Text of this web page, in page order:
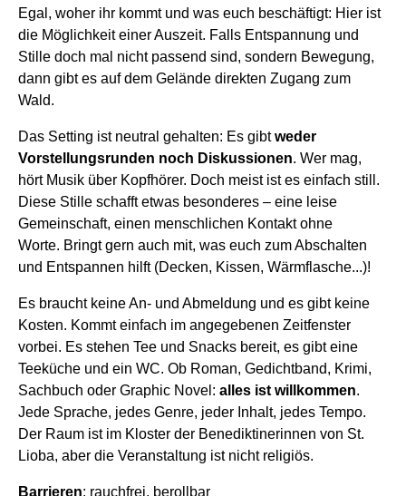
Egal, woher ihr kommt und was euch beschäftigt: Hier ist
die Möglichkeit einer Auszeit. Falls Entspannung und
Stille doch mal nicht passend sind, sondern Bewegung,
dann gibt es auf dem Gelände direkten Zugang zum
Wald.
Das Setting ist neutral gehalten: Es gibtweder
Vorstellungsrunden noch Diskussionen. Wer mag,
hört Musik über Kopfhörer. Doch meist ist es einfach still.
Diese Stille schafft etwas besonderes – eine leise
Gemeinschaft, einen menschlichen Kontakt ohne
Worte. Bringt gern auch mit, was euch zum Abschalten
und Entspannen hilft (Decken, Kissen, Wärmflasche...)!
Es braucht keine An- und Abmeldung und es gibt keine
Kosten. Kommt einfach im angegebenen Zeitfenster
vorbei. Es stehen Tee und Snacks bereit, es gibt eine
Teeküche und ein WC. Ob Roman, Gedichtband, Krimi,
Sachbuch oder Graphic Novel: alles ist willkommen.
Jede Sprache, jedes Genre, jeder Inhalt, jedes Tempo.
Der Raum ist im Kloster der Benediktinerinnen von St.
Lioba, aber die Veranstaltung ist nicht religiös.
Barrieren: rauchfrei, berollbar